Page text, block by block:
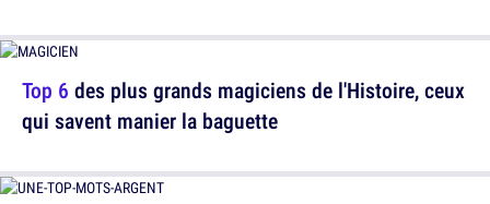
Top 6 des plus grands magiciens de l'Histoire, ceux
qui savent manier la baguette